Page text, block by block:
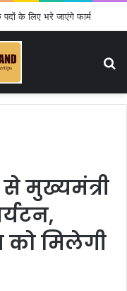
के लिए भरे जाएंगे फार्म
से मुख्यमंत्री
को मिलेगी